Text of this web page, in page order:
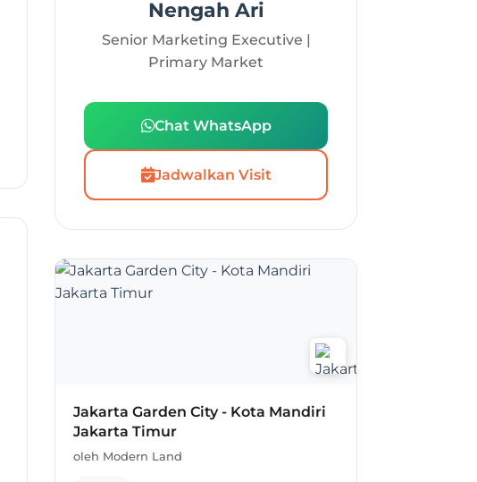
Nengah Ari
Senior Marketing Executive |
Primary Market
Chat WhatsApp
Jadwalkan Visit
Jakarta Garden City - Kota Mandiri
Jakarta Timur
oleh Modern Land